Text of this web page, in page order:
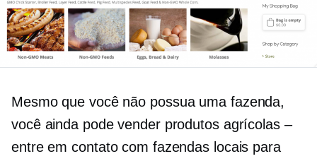
Mesmo que você não possua uma fazenda,
você ainda pode vender produtos agrícolas –
entre em contato com fazendas locais para